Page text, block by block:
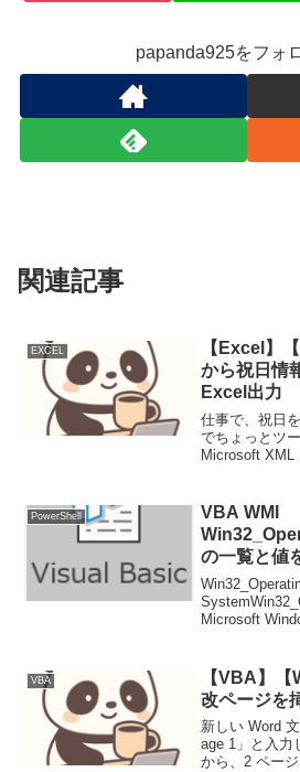
papanda925をフォ
関連記事
EXCEL
【Excel】
から祝日情
Excel出力
仕事で、祝日
でちょっとツ
Microsoft XML
ル）をダウン
したフ...
PowerShell
VBA WMI
の一覧と値
ル
Microsoft
VBA
【VBA】
改ページを
新しい Word
age 1」と入力
から、2 ペー